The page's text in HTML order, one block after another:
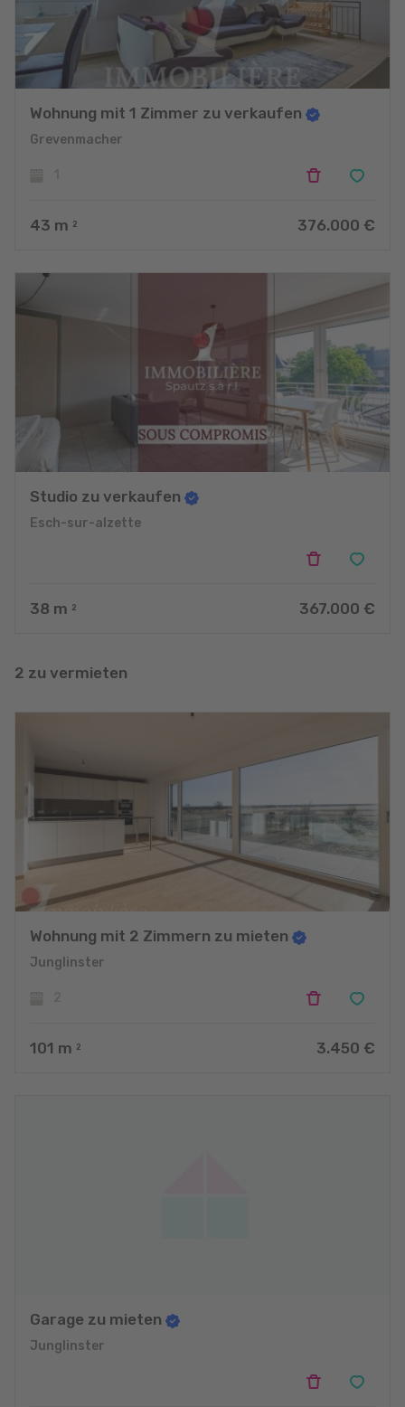
nous avons été récompensés cette année en tant que : "Most
Trusted Estate Agency – Luxembourg in the 2021 Benelux
Enterprise Awards!" et "Best Real Estate Marketing & Social
Media Advertising Specialists – Luxembourg Client Service
Wohnung mit 1 Zimmer zu verkaufen
Grevenmacher
43 m 2 376.000 €
Studio zu verkaufen
Esch-sur-alzette
38 m 2 367.000 €
2 zu vermieten
Wohnung mit 2 Zimmern zu mieten
Junglinster
101 m 2 3.450 €
Garage zu mieten
Junglinster